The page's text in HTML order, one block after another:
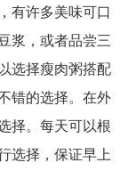
有许多美味可口
浆，或者品尝三
选择瘦肉粥搭配
错的选择。在外
择。每天可以根
选择，保证早上